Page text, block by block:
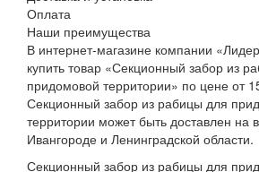
Оплата
Наши преимущества
В интернет-магазине компании
купить товар «Секционный забор из
придомовой территории» по цене от
Секционный забор из рабицы для
территории может быть доставлен на
Ивангороде и Ленинградской области.
Секционный забор из рабицы для